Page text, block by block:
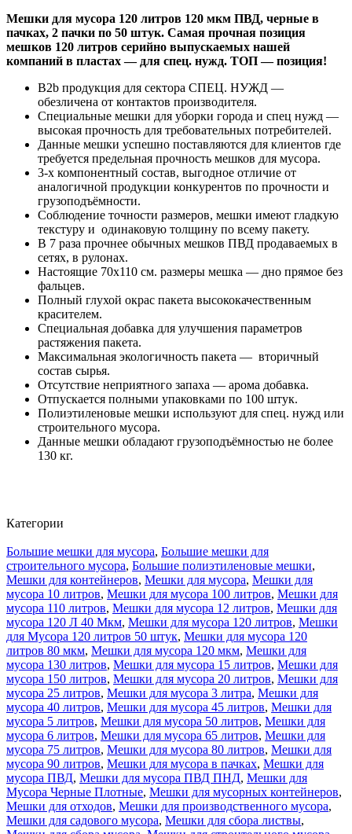
Мешки для мусора 120 литров 120 мкм ПВД, черные в
пачках, 2 пачки по 50 штук. Самая прочная позиция
мешков 120 литров серийно выпускаемых нашей
компаний в пластах — для спец. нужд. ТОП — позиция!
B2b продукция для сектора СПЕЦ. НУЖД —
обезличена от контактов производителя.
Специальные мешки для уборки города и спец нужд —
высокая прочность для требовательных потребителей.
Данные мешки успешно поставляются для клиентов где
требуется предельная прочность мешков для мусора.
3-х компонентный состав, выгодное отличие от
аналогичной продукции конкурентов по прочности и
грузоподъёмности.
Соблюдение точности размеров, мешки имеют гладкую
текстуру и одинаковую толщину по всему пакету.
В 7 раза прочнее обычных мешков ПВД продаваемых в
сетях, в рулонах.
Настоящие 70х110 см. размеры мешка — дно прямое без
фальцев.
Полный глухой окрас пакета высококачественным
красителем.
Специальная добавка для улучшения параметров
растяжения пакета.
Максимальная экологичность пакета — вторичный
состав сырья.
Отсутствие неприятного запаха — арома добавка.
Отпускается полными упаковками по 100 штук.
Полиэтиленовые мешки используют для спец. нужд или
строительного мусора.
Данные мешки обладают грузоподъёмностью не более
130 кг.
Категории
Большие мешки для мусора, Большие мешки для
строительного мусора, Большие полиэтиленовые мешки,
Мешки для контейнеров, Мешки для мусора, Мешки для
мусора 10 литров, Мешки для мусора 100 литров, Мешки для
мусора 110 литров, Мешки для мусора 12 литров, Мешки для
мусора 120 Л 40 Мкм, Мешки для мусора 120 литров, Мешки
для Мусора 120 литров 50 штук, Мешки для мусора 120
литров 80 мкм, Мешки для мусора 120 мкм, Мешки для
мусора 130 литров, Мешки для мусора 15 литров, Мешки для
мусора 150 литров, Мешки для мусора 20 литров, Мешки для
мусора 25 литров, Мешки для мусора 3 литра, Мешки для
мусора 40 литров, Мешки для мусора 45 литров, Мешки для
мусора 5 литров, Мешки для мусора 50 литров, Мешки для
мусора 6 литров, Мешки для мусора 65 литров, Мешки для
мусора 75 литров, Мешки для мусора 80 литров, Мешки для
мусора 90 литров, Мешки для мусора в пачках, Мешки для
мусора ПВД, Мешки для мусора ПВД ПНД, Мешки для
Мусора Черные Плотные, Мешки для мусорных контейнеров,
Мешки для отходов, Мешки для производственного мусора,
Мешки для садового мусора, Мешки для сбора листвы,